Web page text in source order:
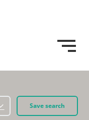
Save search